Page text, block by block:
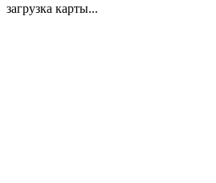
загрузка карты...